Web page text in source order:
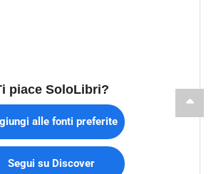
piace SoloLibri?
alle fonti preferite
Segui su Discover